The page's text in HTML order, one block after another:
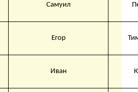
Самуил
Егор
Иван